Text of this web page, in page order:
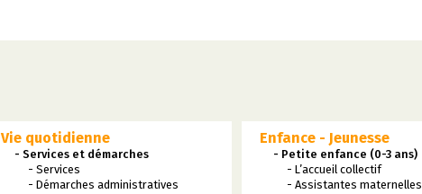
Vie quotidienne
- Services et démarches
- Services
- Démarches administratives
Enfance - Jeunesse
- Petite enfance (0-3 ans)
- L’accueil collectif
- Assistantes maternelles